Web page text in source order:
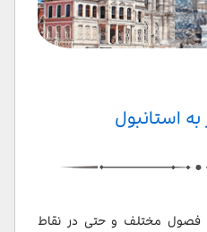
استانبول
فصول مختلف و حتی در نقاط